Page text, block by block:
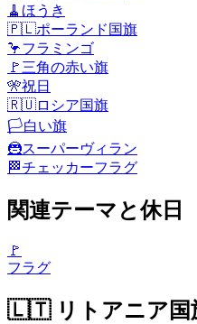
🧹 ほうき
🇵🇱ポーランド国旗
🦩フラミンゴ
🚩 三角の赤い旗
🎌祝日
🇷🇺ロシア国旗
🏳️白い旗
🦹スーパーヴィラン
🏁チェッカーフラグ
関連テーマと休日
🚩
フラグ
🇱🇹 リトアニア国